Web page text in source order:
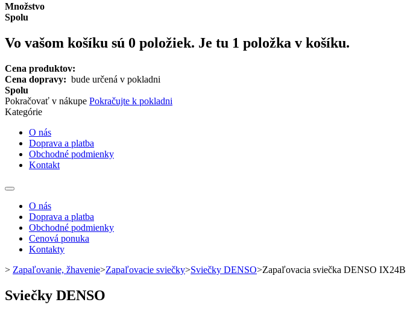
Množstvo
Spolu
Vo vašom košíku sú 0 položiek. Je tu 1 položka v košíku.
Cena produktov:
Cena dopravy: bude určená v pokladni
Spolu
Pokračovať v nákupe Pokračujte k pokladni
Kategórie
O nás
Doprava a platba
Obchodné podmienky
Kontakt
Toggle
navigationO nás
Doprava a platba
Obchodné podmienky
Cenová ponuka
Kontakty
> Zapaľovanie, žhavenie>Zapaľovacie sviečky>Sviečky DENSO>Zapaľovacia sviečka DENSO IX24B
Sviečky DENSO